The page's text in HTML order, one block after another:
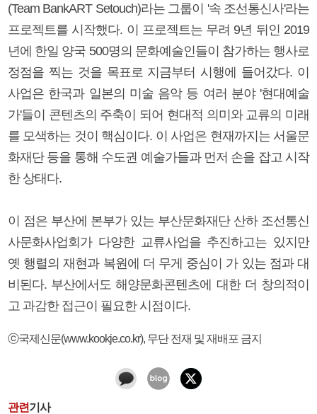
(Team BankART Setouch)라는 그룹이 '속 조선통신사'라는
프로젝트를 시작했다. 이 프로젝트는 무려 9년 뒤인 2019
년에 한일 양국 500명의 문화예술인들이 참가하는 행사로
정점을 찍는 것을 목표로 지금부터 시행에 들어갔다. 이
사업은 한국과 일본의 미술 음악 등 여러 분야 '현대예술
가'들이 콘텐츠의 주축이 되어 현대적 의미와 교류의 미래
를 모색하는 것이 핵심이다. 이 사업은 현재까지는 서울문
화재단 등을 통해 수도권 예술가들과 먼저 손을 잡고 시작
한 상태다.
이 점은 부산에 본부가 있는 부산문화재단 산하 조선통신
사문화사업회가 다양한 교류사업을 추진하고는 있지만
옛 행렬의 재현과 복원에 더 무게 중심이 가 있는 점과 대
비된다. 부산에서도 해양문화콘텐츠에 대한 더 창의적이
고 과감한 접근이 필요한 시점이다.
ⓒ국제신문(www.kookje.co.kr), 무단 전재 및 재배포 금지
관련기사